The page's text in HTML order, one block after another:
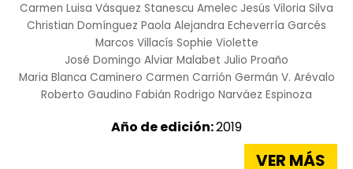
Carmen Luisa Vásquez Stanescu Amelec Jesús Viloria Silva
Christian Domínguez Paola Alejandra Echeverría Garcés
Marcos Villacís Sophie Violette
José Domingo Alviar Malabet Julio Proaño
Maria Blanca Caminero Carmen Carrión Germán V. Arévalo
Roberto Gaudino Fabián Rodrigo Narváez Espinoza
Año de edición:2019
VER MÁS